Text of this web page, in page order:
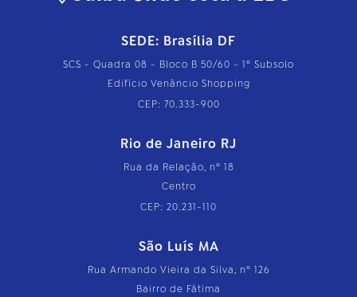
SEDE: Brasília DF
SCS - Quadra 08 - Bloco B 50/60 - 1º Subsolo
Edifício Venâncio Shopping
CEP: 70.333-900
Rio de Janeiro RJ
Rua da Relação, nº 18
Centro
CEP: 20.231-110
São Luís MA
Rua Armando Vieira da Silva, nº 126
Bairro de Fátima